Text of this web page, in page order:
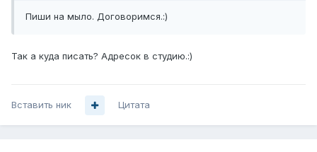
Пиши на мыло. Договоримся.:)
Так а куда писать? Адресок в студию.:)
Вставить ник Цитата